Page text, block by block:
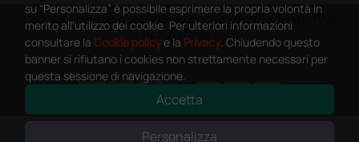
Copyright DoctorShop 2005-2026 - Tutti diritti riservati - P.IVA
04760660961
This site is protected by reCAPTCHA and the Google
su “Personalizza” è possibile esprimere la propria volontà in
merito all'utilizzo dei cookie. Per ulteriori informazioni
consultare la Cookie policye la Privacy. Chiudendo questo
banner si rifiutano i cookies non strettamente necessari per
questa sessione di navigazione.
Accetta
Personalizza